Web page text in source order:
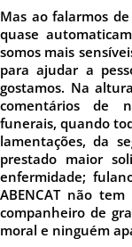
Mas ao falarmos
quase
somos mais
para ajudar a
gostamos. Na
comentários de
funerais, quando
lamentações, da
prestado maior
enfermidade;
ABENCAT não
companheiro de
moral e ninguém